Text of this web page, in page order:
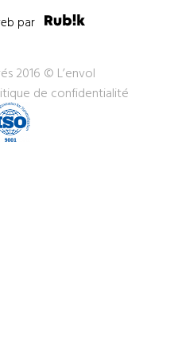
par
2016 © L’envol
de confidentialité